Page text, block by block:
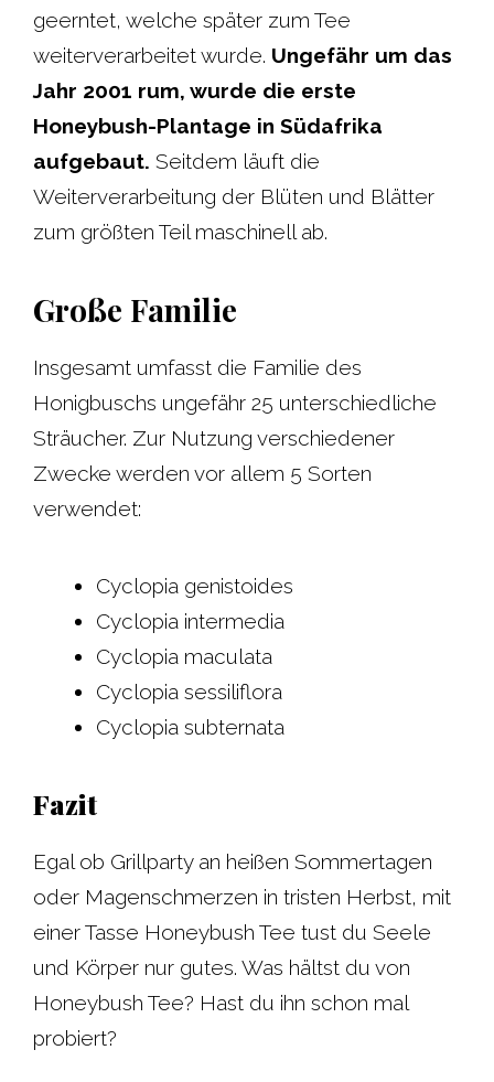
geerntet, welche später zum Tee
weiterverarbeitet wurde. Ungefähr um das
Jahr 2001 rum, wurde die erste
Honeybush-Plantage in Südafrika
aufgebaut. Seitdem läuft die
Weiterverarbeitung der Blüten und Blätter
zum größten Teil maschinell ab.
Große Familie
Insgesamt umfasst die Familie des
Honigbuschs ungefähr 25 unterschiedliche
Sträucher. Zur Nutzung verschiedener
Zwecke werden vor allem 5 Sorten
verwendet:
Cyclopia genistoides
Cyclopia intermedia
Cyclopia maculata
Cyclopia sessiliflora
Cyclopia subternata
Fazit
Egal ob Grillparty an heißen Sommertagen
oder Magenschmerzen in tristen Herbst, mit
einer Tasse Honeybush Tee tust du Seele
und Körper nur gutes. Was hältst du von
Honeybush Tee? Hast du ihn schon mal
probiert?